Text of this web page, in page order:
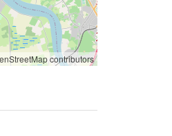
contributors